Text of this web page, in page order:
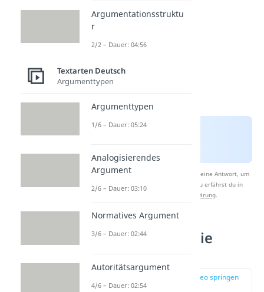
Nach Beantwortung speichern wir deine Antwort, um
Studyflix zu verbessern. Mehr dazu erfährst du in
Datenschutzerklärung.
Rollenbiographie
zur Stelle im Video springen
Argumentationsstruktu
r
2/2 – Dauer: 04:56
Textarten Deutsch
Argumenttypen
Argumenttypen
1/6 – Dauer: 05:24
Analogisierendes
Argument
2/6 – Dauer: 03:10
Normatives Argument
3/6 – Dauer: 02:44
Autoritätsargument
4/6 – Dauer: 02:54